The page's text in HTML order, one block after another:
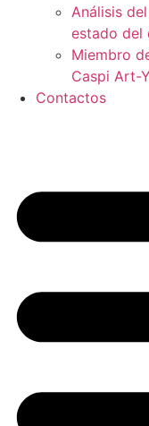
Análisis
estado del
Miembro
Caspi Art-
Contactos